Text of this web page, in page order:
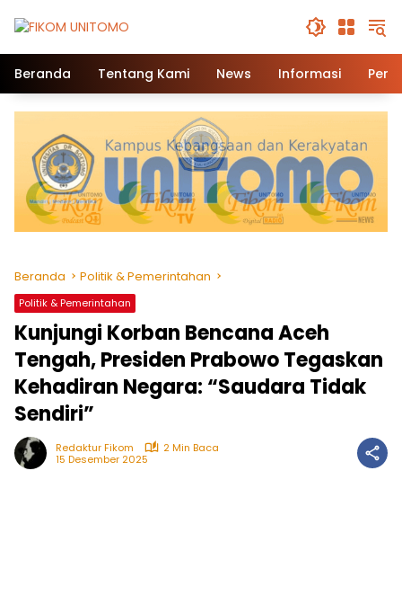
Beranda Tentang Kami News Informasi
Beranda Politik & Pemerintahan
Politik & Pemerintahan
Kunjungi Korban Bencana Aceh
Tengah, Presiden Prabowo Tegaskan
Kehadiran Negara: “Saudara Tidak
Sendiri”
Redaktur Fikom
2 Min Baca
15 Desember 2025